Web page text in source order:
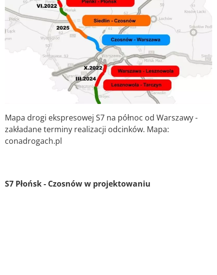
Mapa drogi ekspresowej S7 na północ od Warszawy -
zakładane terminy realizacji odcinków. Mapa:
conadrogach.pl
S7 Płońsk - Czosnów w projektowaniu